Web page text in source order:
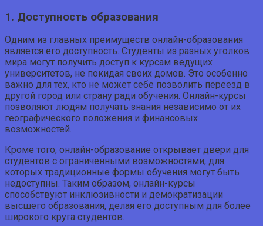
1. Доступность образования
Одним из главных преимуществ онлайн-образования
является его доступность. Студенты из разных уголков
мира могут получить доступ к курсам ведущих
университетов, не покидая своих домов. Это особенно
важно для тех, кто не может себе позволить переезд в
другой город или страну ради обучения. Онлайн-курсы
позволяют людям получать знания независимо от их
географического положения и финансовых
возможностей.
Кроме того, онлайн-образование открывает двери для
студентов с ограниченными возможностями, для
которых традиционные формы обучения могут быть
недоступны. Таким образом, онлайн-курсы
способствуют инклюзивности и демократизации
высшего образования, делая его доступным для более
широкого круга студентов.